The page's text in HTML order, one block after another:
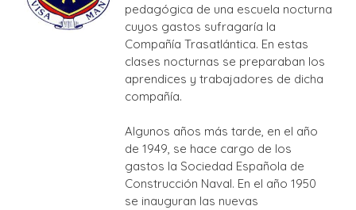
pedagógica de una escuela nocturna
cuyos gastos sufragaría la
Compañía Trasatlántica. En estas
clases nocturnas se preparaban los
aprendices y trabajadores de dicha
compañía.
Algunos años más tarde, en el año
de 1949, se hace cargo de los
gastos la Sociedad Española de
Construcción Naval. En el año 1950
se inauguran las nuevas